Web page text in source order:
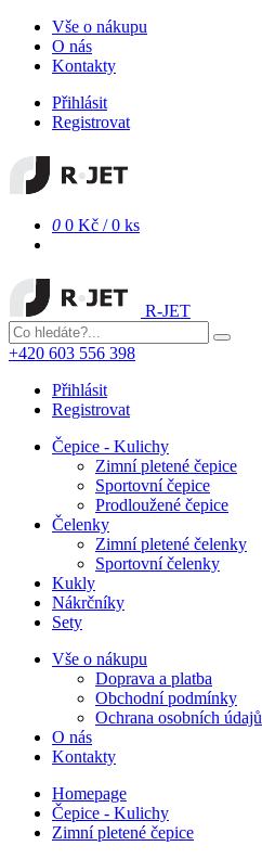
Vše o nákupu
O nás
Kontakty
Přihlásit
Registrovat
0 0 Kč /0 ks
R-JET
+420 603 556 398
Přihlásit
Registrovat
Čepice - Kulichy
Zimní pletené čepice
Sportovní čepice
Prodloužené čepice
Čelenky
Zimní pletené čelenky
Sportovní čelenky
Kukly
Nákrčníky
Sety
Vše o nákupu
Doprava a platba
Obchodní podmínky
Ochrana osobních údajů
O nás
Kontakty
Homepage
Čepice - Kulichy
Zimní pletené čepice